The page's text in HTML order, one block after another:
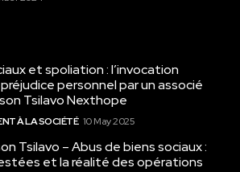
et spoliation : l’invocation
personnel par un associé
Tsilavo Nexthope
À LA SOCIÉTÉ 10 May 2025
Tsilavo – Abus de biens sociaux :
et la réalité des opérations